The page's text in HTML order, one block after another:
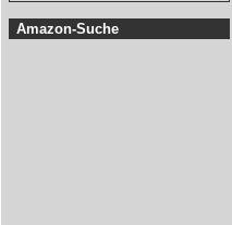
Amazon-Suche